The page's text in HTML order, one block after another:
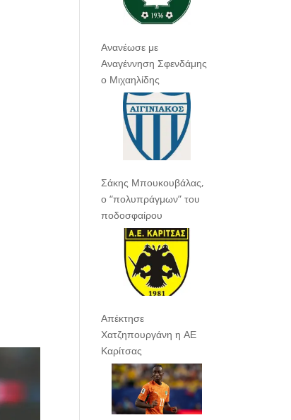
Ανανέωσε με
Αναγέννηση Σφενδάμης
ο Μιχαηλίδης
Σάκης Μπουκουβάλας,
ο “πολυπράγμων” του
ποδοσφαίρου
Απέκτησε
Χατζηπουργάνη η ΑΕ
Καρίτσας